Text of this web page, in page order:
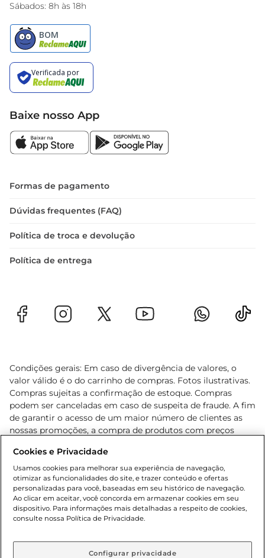
Sábados: 8h às 18h
Baixe nosso App
Formas de pagamento
Dúvidas frequentes (FAQ)
Política de troca e devolução
Política de entrega
Condições gerais: Em caso de divergência de valores, o
valor válido é o do carrinho de compras. Fotos ilustrativas.
Compras sujeitas a confirmação de estoque. Compras
podem ser canceladas em caso de suspeita de fraude. A fim
de garantir o acesso de um maior número de clientes as
nossas promoções, a compra de produtos com preços
cliente. Os preços, ofertas e condições são exclusivos para
o e-commerce e válidos durante o dia de hoje, podendo
sofrer alterações sem prévia notificação. Proibida a venda
de bebidas alcoólicas para menores de 18 anos, conforme
Lei n.º 8069/90, art. 81, inciso II (Estatuto da Criança e do
Adolescente). Preços e condições exclusivos para o
aviso prévio. O valor mínimo para as compras on-line é de
Cookies e Privacidade
Usamos cookies para melhorar sua experiência de navegação,
otimizar as funcionalidades do site, e trazer conteúdo e ofertas
personalizadas para você, baseadas em seu histórico de navegação.
Ao clicar em aceitar, você concorda em armazenar cookies em seu
dispositivo. Para informações mais detalhadas a respeito de cookies,
consulte nossa Política de Privacidade.
Configurar privacidade